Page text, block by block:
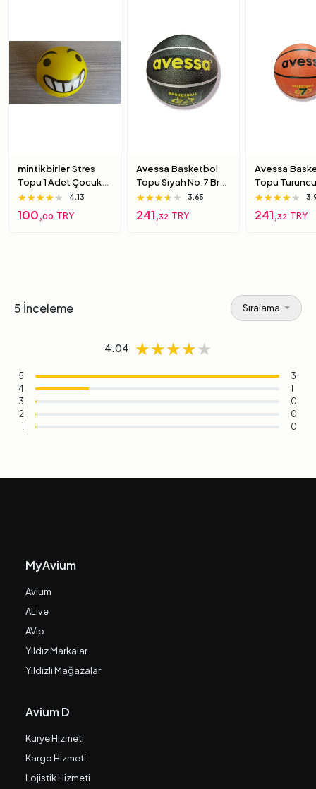
mintikbirlerStres
Topu 1 Adet Çocuk
Için Yumuşak
Süngerimsi Içi Dolu
Top 6 Numara
★★★★★
★★★★★
★★★★★ 4.13
100,00 TRY
Avessa Basketbol
Topu Siyah No:7 Brc-
7 7 Numara
★★★★★
★★★★★
★★★★★ 3.65
241,32 TRY
Avessa
Topu
Brc-7 5
★★★★★
★★★★★
★★★★★
241,32 TRY
5 İnceleme Sıralama
4.04 ★★★★★
★★★★★
★★★★★
5
3
4
1
3
0
2
0
1
0
MyAvium
Avium
ALive
AVip
Yıldız Markalar
Yıldızlı Mağazalar
Avium D
Kurye Hizmeti
Kargo Hizmeti
Lojistik Hizmeti